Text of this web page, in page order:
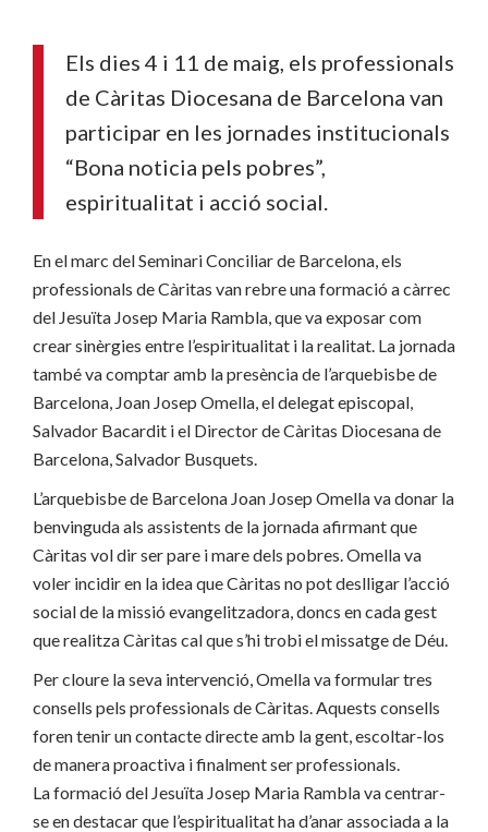
Els dies 4 i 11 de maig, els professionals
de Càritas Diocesana de Barcelona van
participar en les jornades institucionals
“Bona noticia pels pobres”,
espiritualitat i acció social.
En el marc del Seminari Conciliar de Barcelona, els
professionals de Càritas van rebre una formació a càrrec
del Jesuïta Josep Maria Rambla, que va exposar com
crear sinèrgies entre l’espiritualitat i la realitat. La jornada
també va comptar amb la presència de l’arquebisbe de
Barcelona, Joan Josep Omella, el delegat episcopal,
Salvador Bacardit i el Director de Càritas Diocesana de
Barcelona, Salvador Busquets.
L’arquebisbe de Barcelona Joan Josep Omella va donar la
benvinguda als assistents de la jornada afirmant que
Càritas vol dir ser pare i mare dels pobres. Omella va
voler incidir en la idea que Càritas no pot deslligar l’acció
social de la missió evangelitzadora, doncs en cada gest
que realitza Càritas cal que s’hi trobi el missatge de Déu.
Per cloure la seva intervenció, Omella va formular tres
consells pels professionals de Càritas. Aquests consells
foren tenir un contacte directe amb la gent, escoltar-los
de manera proactiva i finalment ser professionals.
La formació del Jesuïta Josep Maria Rambla va centrar-
se en destacar que l’espiritualitat ha d’anar associada a la